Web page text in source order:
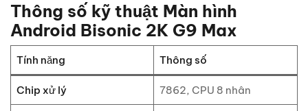
Thông số kỹ thuật Màn hình
Android Bisonic 2K G9 Max
Tính năng Thông số
Chip xử lý 7862, CPU 8 nhân